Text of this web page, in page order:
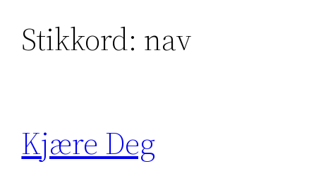
Stikkord: nav
Kjære Deg